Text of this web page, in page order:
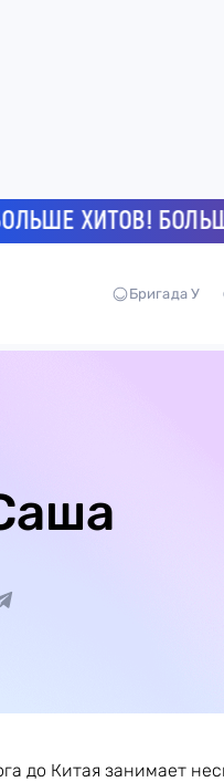
ХИТОВ!
Бригада У
до Китая занимает